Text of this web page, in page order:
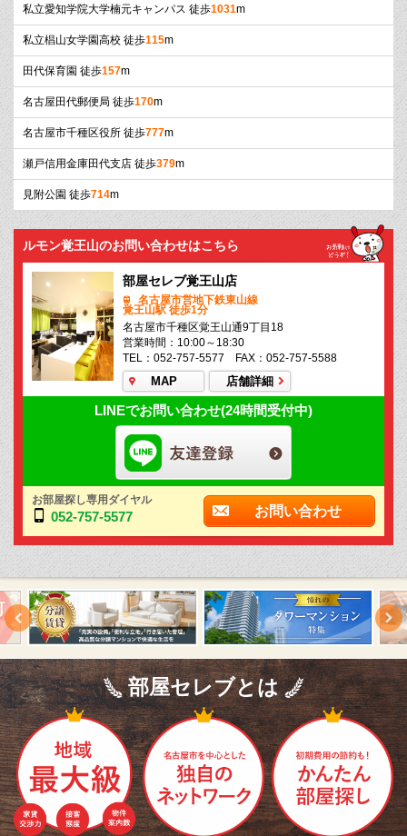
私立愛知学院大学楠元キャンパス 徒歩1031m
私立椙山女学園高校 徒歩115m
田代保育園 徒歩157m
名古屋田代郵便局 徒歩170m
名古屋市千種区役所 徒歩777m
瀬戸信用金庫田代支店 徒歩379m
見附公園 徒歩714m
ルモン覚王山のお問い合わせはこちら
部屋セレブ覚王山店
名古屋市営地下鉄東山線
覚王山駅 徒歩1分
名古屋市千種区覚王山通9丁目18
営業時間：10:00～18:30
TEL：052-757-5577 FAX：052-757-5588
MAP 店舗詳細
LINEでお問い合わせ(24時間受付中)
お部屋探し専用ダイヤル
052-757-5577 お問い合わせ
部屋セレブとは